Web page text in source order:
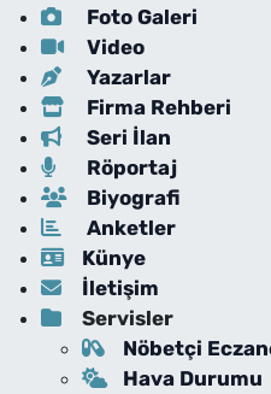
Foto Galeri
Video
Yazarlar
Firma Rehberi
Seri İlan
Röportaj
Biyografi
Anketler
Künye
İletişim
Servisler
Nöbetçi
Hava Durumu